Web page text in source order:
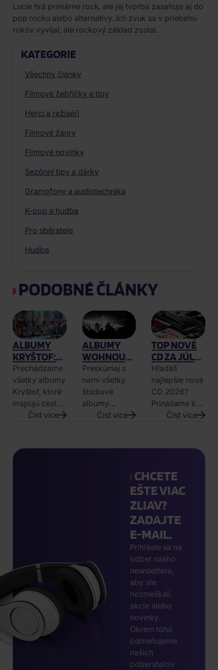
Lucie hrá primárne rock, ale jej tvorba zasahuje aj do
pop rocku alebo alternatívy. Ich zvuk sa v priebehu
rokov vyvíjal, ale rockový základ zostal.
KATEGORIE
Všechny články
Filmové žebříčky a tipy
Herci a režiséři
Filmové žánry
Filmové novinky
Sezónní tipy a dárky
Gramofony a audiotechnika
K-pop a hudba
Pro sběratele
Hudba
PODOBNÉ ČLÁNKY
ALBUMY
KRYŠTOF:
NAHRÁVKY,
KTORÉ
DOSPELI S
NAMI
Prechádzame
všetky albumy
Kryštof, ktoré
mapujú cestu
kapely od
po vypredané
Číst více
ALBUMY
WOHNOUT:
PUNK-
ROCKOVÁ
JAZDA
JEDNEJ
KAPELY
Preskúmaj s
nami všetky
štúdiové
albumy
Wohnout, od
po najnovšiu
punk-rockovú
jazdu na CD aj
Číst více
TOP NOVÉ
CD ZA JÚL
2026: ČO
Hľadáš
najlepšie nové
CD 2026?
Prinášame ti
výber
noviniek, ktoré
mesiac nemali
uniknúť.
Číst více
CHCETE
EŠTE VIAC
ZLIAV?
ZADAJTE
E-MAIL.
Prihláste sa na
odber nášho
newslettera,
aby ste
nezmeškali
akcie alebo
novinky.
Okrem toho
odmeňujeme
našich
odberateľov